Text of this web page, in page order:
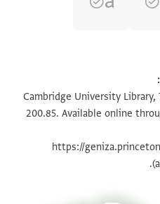
הגדל וסובב
Cambridge University Library,
200.85. Available online
https://